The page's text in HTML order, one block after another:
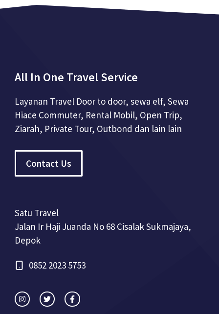
All In One Travel Service
Layanan Travel Door to door, sewa elf, Sewa
Hiace Commuter, Rental Mobil, Open Trip,
Ziarah, Private Tour, Outbond dan lain lain
Contact Us
Satu Travel
Jalan Ir Haji Juanda No 68 Cisalak Sukmajaya,
Depok
0852 2023 5753